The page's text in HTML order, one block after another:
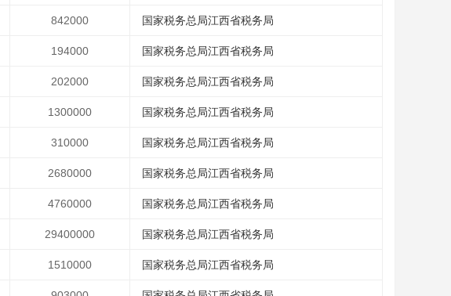
842000 国家税务总局江西省税务局
194000 国家税务总局江西省税务局
202000 国家税务总局江西省税务局
1300000 国家税务总局江西省税务局
310000 国家税务总局江西省税务局
2680000 国家税务总局江西省税务局
4760000 国家税务总局江西省税务局
29400000 国家税务总局江西省税务局
1510000 国家税务总局江西省税务局